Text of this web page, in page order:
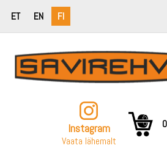
ET EN FI
Instagram
Vaata lähemalt